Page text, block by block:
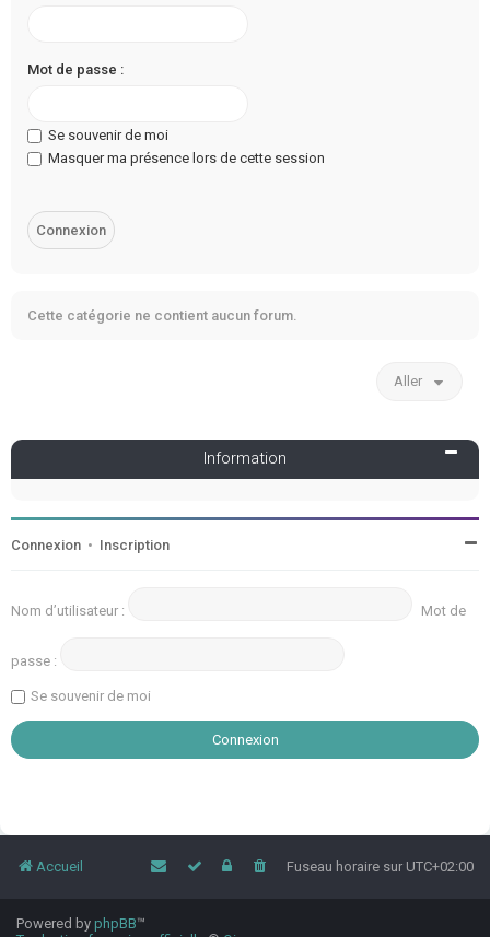
Mot de passe :
Se souvenir de moi
Masquer ma présence lors de cette session
Cette catégorie ne contient aucun forum.
Aller
Information
Connexion • Inscription
Nom d’utilisateur : Mot de
passe :
Se souvenir de moi
Accueil Fuseau horaire sur UTC+02:00
Powered by phpBB™